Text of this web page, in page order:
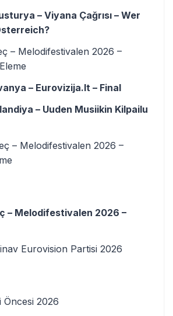
– Viyana Çağrısı – Wer
– Melodifestivalen 2026 –
– Eurovizija.lt – Final
– Uuden Musiikin Kilpailu
– Melodifestivalen 2026 –
– Melodifestivalen 2026 –
Eurovision Partisi 2026
Öncesi 2026